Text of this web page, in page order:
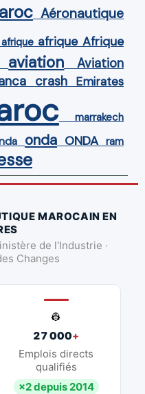
Aéronautique
afrique afrique Afrique
aviation Aviation
crash Emirates
marrakech
onda ONDA ram
MAROCAIN EN
de l'Industrie ·
Changes
👷
27 000+
Emplois directs
qualifiés
×2 depuis 2014